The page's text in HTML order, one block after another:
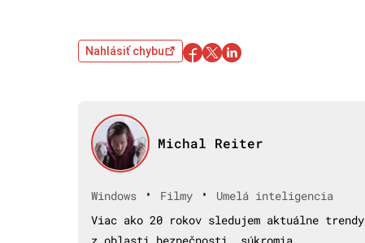
Nahlásiť chybu
Michal Reiter
Windows • Filmy •
Umelá inteligencia
Viac ako 20 rokov sledujem aktuálne trendy